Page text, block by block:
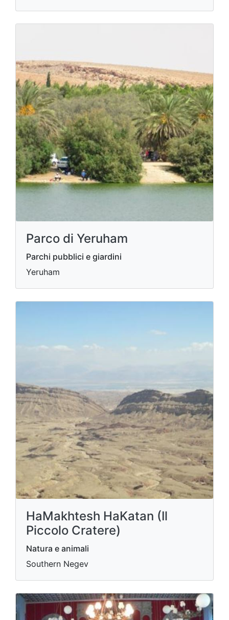
Parco di Yeruham
Parchi pubblici e giardini
Yeruham
HaMakhtesh HaKatan (Il
Piccolo Cratere)
Natura e animali
Southern Negev